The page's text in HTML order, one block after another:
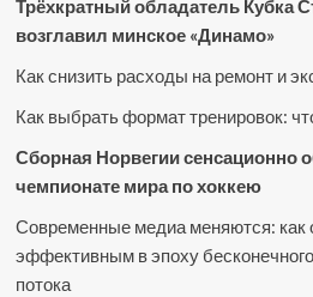
Трёхкратный обладатель Кубка
возглавил минское «Динамо»
Как снизить расходы на ремонт и
Как выбрать формат тренировок:
Сборная Норвегии сенсационно
чемпионате мира по хоккею
Современные медиа меняются: как
эффективным в эпоху
потока